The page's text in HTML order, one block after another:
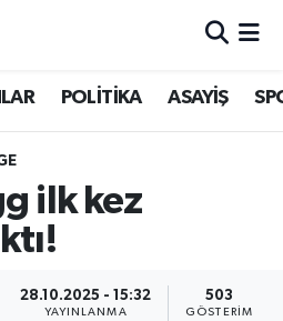
POLİTİKA ASAYİŞ
ilk kez
28.10.2025 - 15:32
YAYINLANMA
503
GÖSTERIM
ve Fikstür